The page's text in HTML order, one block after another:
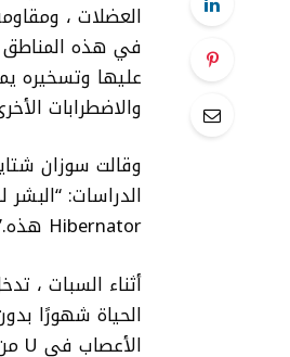
العضلات ،
والاضطرابات
الدراسات:
Hibernator هذه.”
أثناء السبات ،
الحياة شهورًا